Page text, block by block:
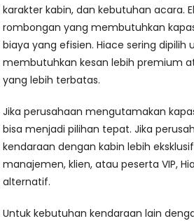
karakter kabin, dan kebutuhan acara.
rombongan yang membutuhkan
biaya yang efisien. Hiace sering dipilih
membutuhkan kesan lebih premium
yang lebih terbatas.
Jika perusahaan mengutamakan
bisa menjadi pilihan tepat. Jika
kendaraan dengan kabin lebih
manajemen, klien, atau peserta VIP,
alternatif.
Untuk kebutuhan kendaraan lain